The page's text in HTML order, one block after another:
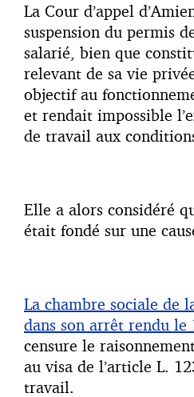
La Cour d’appel
suspension du permis
salarié, bien que
relevant de sa vie
objectif au
et rendait impossible
de travail aux
Elle a alors considéré
était fondé sur une
La chambre sociale de
dans son arrêt rendu
censure le
au visa de l’article L.
travail.